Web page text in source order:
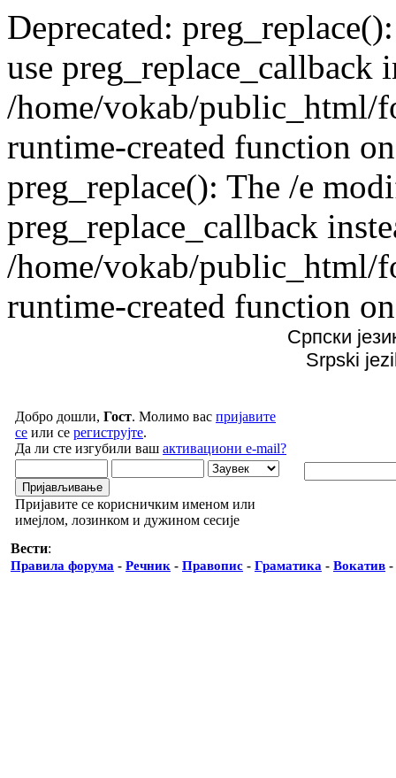
Deprecated:
use preg_replace_callback
/home/vokab/public_html/
runtime-created function
preg_replace(): The /e
preg_replace_callback
/home/vokab/public_html/
runtime-created function
Српски
Srpski
Добро дошли, Гост. Молимо вас пријавите
се или се региструјте.
Да ли сте изгубили ваш активациони e-mail?
Пријавите се корисничким именом или
имејлом, лозинком и дужином сесије
Вести:
Правила форума - Речник - Правопис - Граматика - Вокатив -